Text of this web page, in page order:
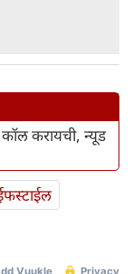
कॉल करायची, न्यूड